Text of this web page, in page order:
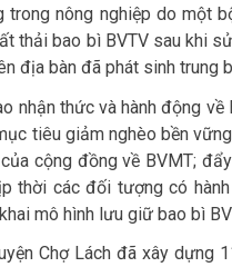
trong nông nghiệp do một
thải bao bì BVTV sau khi
địa bàn đã phát sinh trung
nhận thức và hành động
tiêu giảm nghèo bền
cộng đồng về BVMT;
thời các đối tượng có
mô hình lưu giữ bao bì
Chợ Lách đã xây dựng